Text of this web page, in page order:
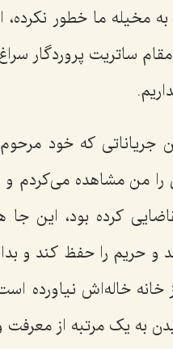
مخیله ما خطور نکرده،
ساتریت پروردگار
جریاناتی که خود
را من مشاهده می‌کردم
کرده بود، این
و حریم را حفظ کند و
خاله‌اش نیاورده
به یک مرتبه از